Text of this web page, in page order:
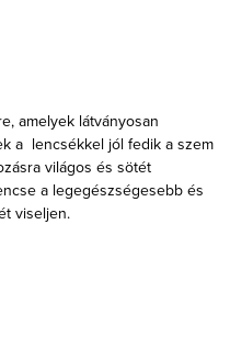
amelyek látványosan
a lencsékkel jól fedik a szem
világos és sötét
a legegészségesebb és
viseljen.